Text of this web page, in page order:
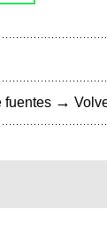
fuentes →